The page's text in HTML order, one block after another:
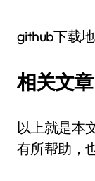
github下载地
相关文章
以上就是本
有所帮助，